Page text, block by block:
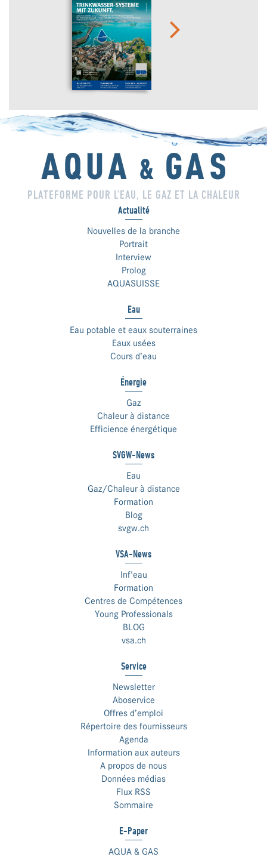
PLATEFORME POUR L’EAU, LE GAZ ET LA CHALEUR
Actualité
Nouvelles de la branche
Portrait
Interview
Prolog
AQUASUISSE
Eau
Eau potable et eaux souterraines
Eaux usées
Cours d’eau
Énergie
Gaz
Chaleur à distance
Efficience énergétique
SVGW-News
Eau
Gaz/Chaleur à distance
Formation
Blog
svgw.ch
VSA-News
Inf'eau
Formation
Centres de Compétences
Young Professionals
BLOG
vsa.ch
Service
Newsletter
Aboservice
Offres d’emploi
Répertoire des fournisseurs
Agenda
Information aux auteurs
A propos de nous
Données médias
Flux RSS
Sommaire
E-Paper
AQUA & GAS